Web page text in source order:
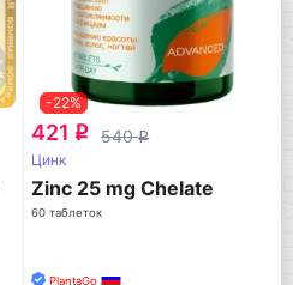
-22%
421 q 540q
Цинк
Zinc 25 mg Chelate
60 таблеток
PlantaGo